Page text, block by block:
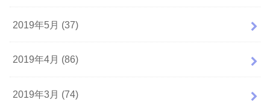
2019年5月 (37)
2019年4月 (86)
2019年3月 (74)